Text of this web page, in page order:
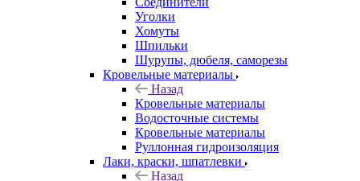
Уголки
Хомуты
Шпильки
Шурупы, дюбеля, саморезы
Кровельные материалы
Назад
Кровельные материалы
Водосточные системы
Кровельные материалы
Руллонная гидроизоляция
Лаки, краски, шпатлевки
Назад